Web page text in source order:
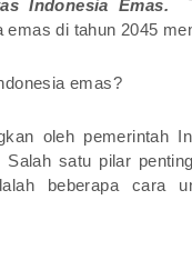
Indonesia Emas.
di tahun 2045
emas?
oleh pemerintah
satu pilar
beberapa cara